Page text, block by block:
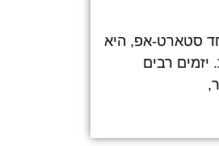
סטארט-אפ, היא
יזמים רבים